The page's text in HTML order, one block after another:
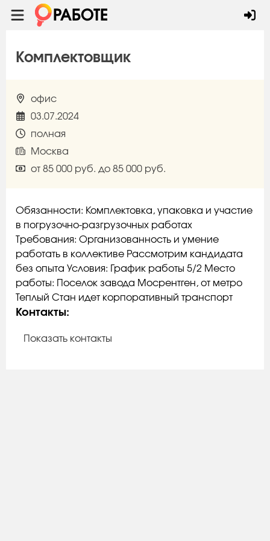
Комплектовщик
офис
03.07.2024
полная
Москва
от 85 000 руб. до 85 000 руб.
Обязанности: Комплектовка, упаковка и участие
в погрузочно-разгрузочных работах
Требования: Организованность и умение
работать в коллективе Рассмотрим кандидата
без опыта Условия: График работы 5/2 Место
работы: Поселок завода Мосрентген, от метро
Теплый Стан идет корпоративный транспорт
Контакты:
Показать контакты